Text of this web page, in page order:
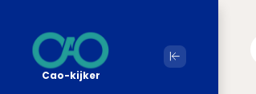
Cao-kijker